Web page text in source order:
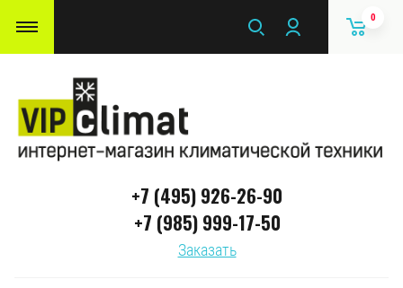
0
+7 (495) 926-26-90
+7 (985) 999-17-50
Заказать